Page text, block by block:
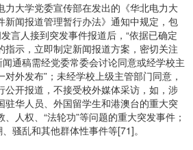
力大学党委宣传部在发出的《华北电力大
新闻报道管理暂行办法》通知中规定，包
言人接到突发事件报道后，“依据已确定
指示，立即制定新闻报道方案，密切关注
闻通稿需经党委常委会讨论同意或经学校主
外发布”；未经学校上级主管部门同意，
公开报道，不接受校外媒体采访，如，涉
驻华人员、外国留学生和港澳台的重大突
人权、“法轮功”等问题的重大突发事件；
骚乱和其他群体性事件等[71]。